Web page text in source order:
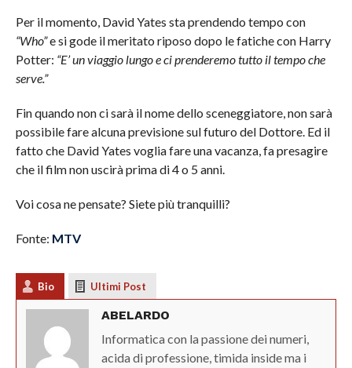
Per il momento, David Yates sta prendendo tempo con
“Who”e si gode il meritato riposo dopo le fatiche con Harry
Potter: “E’ un viaggio lungo e ci prenderemo tutto il tempo che
serve.”
Fin quando non ci sarà il nome dello sceneggiatore, non sarà
possibile fare alcuna previsione sul futuro del Dottore. Ed il
fatto che David Yates voglia fare una vacanza, fa presagire
che il film non uscirà prima di 4 o 5 anni.
Voi cosa ne pensate? Siete più tranquilli?
Fonte: MTV
Bio Ultimi Post
ABELARDO
Informatica con la passione dei numeri,
acida di professione, timida inside ma i